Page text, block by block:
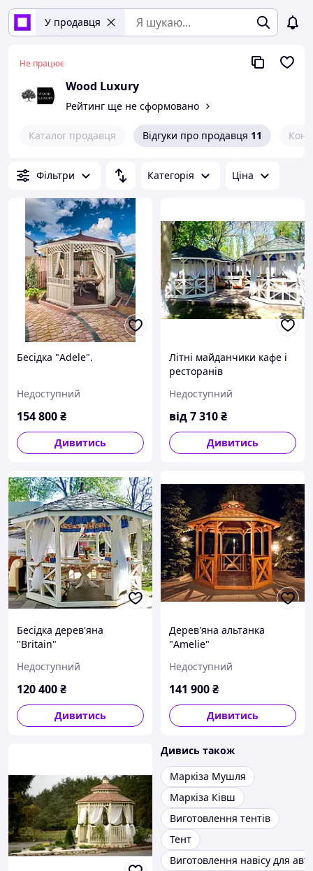
У продавця
Не працює
Wood Luxury
Рейтинг ще не сформовано
Каталог продавця Відгуки про продавця 11
Фільтри Категорія Ціна
Бесідка "Adele".
Недоступний
154 800₴
Дивитись
Літні майданчики кафе і
ресторанів
Недоступний
від7 310₴
Дивитись
Бесідка дерев'яна
"Britain"
Недоступний
120 400₴
Дивитись
Дерев'яна альтанка
"Amelie"
Недоступний
141 900₴
Дивитись
Дивись також
Маркіза Мушля
Маркіза Ківш
Виготовлення тентів
Тент
Виготовлення навісу для